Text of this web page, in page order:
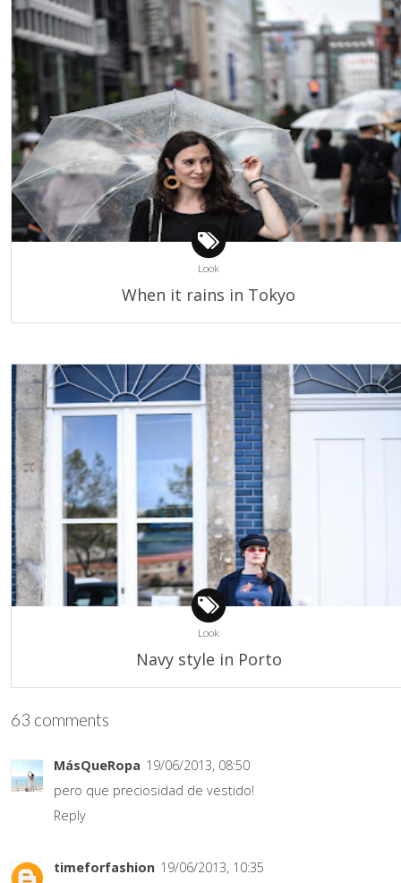
Look
When it rains in Tokyo
Look
Navy style in Porto
63 comments
MásQueRopa 19/06/2013, 08:50
pero que preciosidad de vestido!
Reply
timeforfashion 19/06/2013, 10:35